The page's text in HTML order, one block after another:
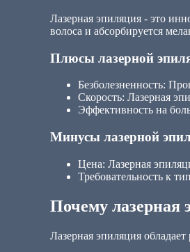
Лазерная эпиляция - это
волоса и абсорбируется
Плюсы лазерной
Безболезненность:
Скорость: Лазерная
Эффективность на
Минусы лазерной
Цена: Лазерная
Требовательность к
Почему лазерная
Лазерная эпиляция